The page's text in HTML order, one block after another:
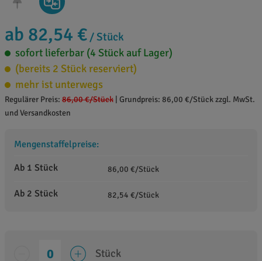
ab 82,54 € / Stück
sofort lieferbar (4 Stück auf Lager)
(bereits 2 Stück reserviert)
mehr ist unterwegs
Regulärer Preis: 86,00 €/Stück Grundpreis: 86,00 €/Stück zzgl. MwSt.
und Versandkosten
Mengenstaffelpreise:
Ab 1 Stück
86,00 €/Stück
Ab 2 Stück 82,54 €/Stück
Stück